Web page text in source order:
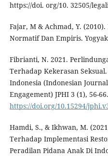
https://doi. org/10. 32505/
Fajar, M & Achmad, Y.
Normatif Dan Empiris.
Fibrianti, N. 2021.
Terhadap Kekerasan
Indonesia (Indonesian
Engagement) JPHI 3 (1), 56-66.
https://doi.org/10.15294/
Hamdi, S., & Ikhwan, M.
Terhadap Implementasi
Peradilan Pidana Anak Di